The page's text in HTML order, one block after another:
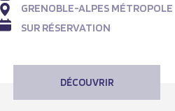
GRENOBLE-ALPES MÉTROPOLE
SUR RÉSERVATION
DÉCOUVRIR